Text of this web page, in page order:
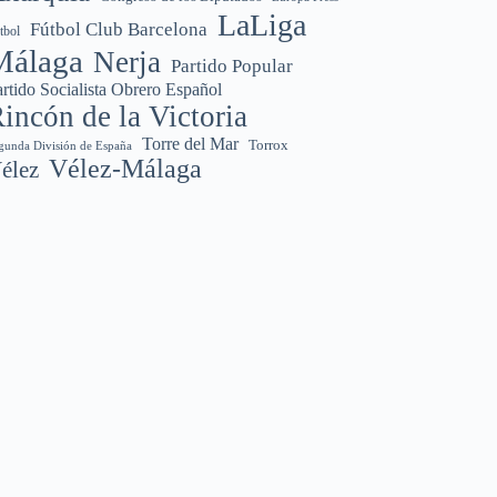
Fútbol Club Barcelona LaLiga
Nerja Partido Popular
Socialista Obrero Español
de la Victoria
División de España Torre del Mar Torrox
Vélez-Málaga